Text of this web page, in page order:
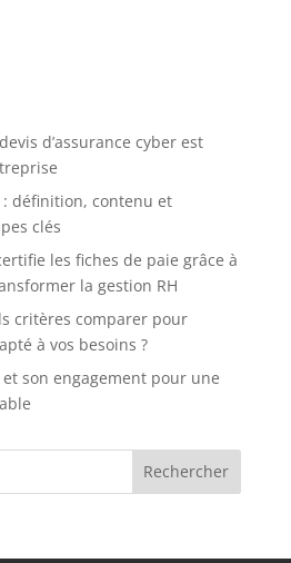
d’assurance cyber est
définition, contenu et
clés
les fiches de paie grâce à
la gestion RH
critères comparer pour
à vos besoins ?
son engagement pour une